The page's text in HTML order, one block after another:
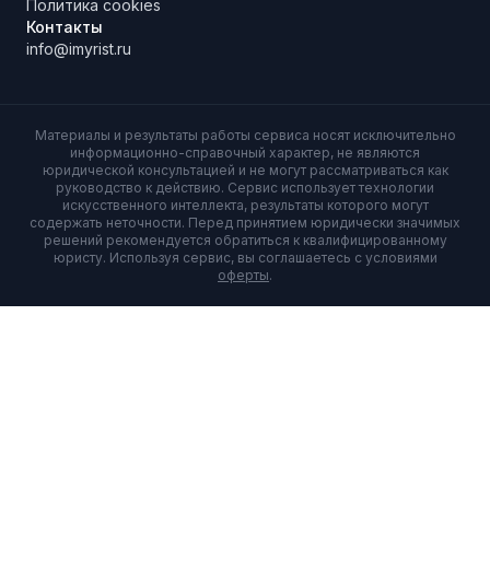
Политика cookies
Контакты
info@imyrist.ru
Материалы и результаты работы сервиса носят исключительно
информационно-справочный характер, не являются
юридической консультацией и не могут рассматриваться как
руководство к действию. Сервис использует технологии
искусственного интеллекта, результаты которого могут
содержать неточности. Перед принятием юридически значимых
решений рекомендуется обратиться к квалифицированному
юристу. Используя сервис, вы соглашаетесь с условиями
оферты.